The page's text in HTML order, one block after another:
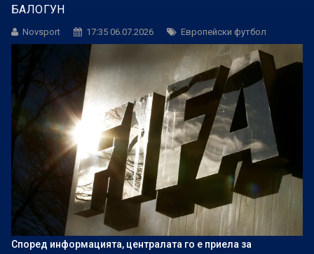
БАЛОГУН
Novsport 17:35 06.07.2026 Европейски футбол
Според информацията, централата го е приела за